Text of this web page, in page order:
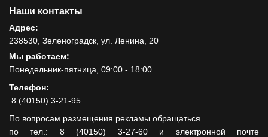
Наши контакты
Адрес:
238530, Зеленоградск, ул. Ленина, 20
Мы работаем:
Понедельник-пятница, 09:00 - 18:00
Телефон:
8 (40150) 3-21-95
По вопросам размещения рекламы обращаться
по тел.: 8 (40150) 3-27-60 и электронной почте